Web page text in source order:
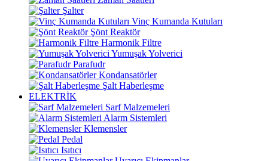
Şalter
Vinç Kumanda Kutuları
Şönt Reaktör
Harmonik Filtre
Yumuşak Yolverici
Parafudr
Kondansatörler
Şalt Haberleşme
ELEKTRİK
Sarf Malzemeleri
Alarm Sistemleri
Klemensler
Pedal
Isıtıcı